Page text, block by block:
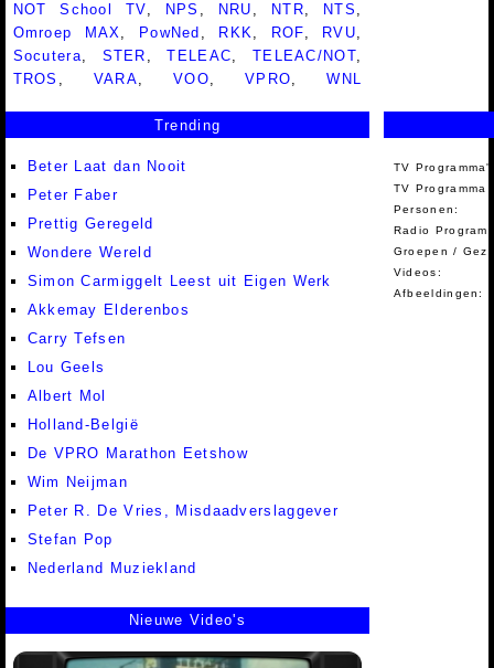
NOT School TV, NPS , NRU , NTR, NTS ,
Omroep MAX, PowNed , RKK, ROF, RVU,
Socutera, STER ,TELEAC, TELEAC/NOT,
TROS , VARA,VOO,VPRO,WNL
Trending
Beter Laat dan Nooit
Peter Faber
Prettig Geregeld
Wondere Wereld
Simon Carmiggelt Leest uit Eigen Werk
Akkemay Elderenbos
Carry Tefsen
Lou Geels
Albert Mol
Holland-België
De VPRO Marathon Eetshow
Wim Neijman
Peter R. De Vries, Misdaadverslaggever
Stefan Pop
Nederland Muziekland
TV
TV Programma
Personen:
Radio
Groepen /
Videos:
Afbeeldingen:
Nieuwe Video's